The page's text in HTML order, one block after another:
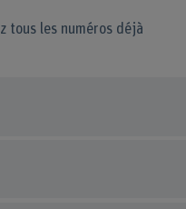
tous les numéros déjà